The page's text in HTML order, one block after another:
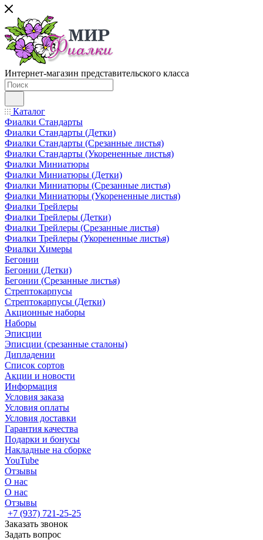
Интернет-магазин представительского класса
Каталог
Фиалки Стандарты
Фиалки Стандарты (Детки)
Фиалки Стандарты (Срезанные листья)
Фиалки Стандарты (Укорененные листья)
Фиалки Миниатюры
Фиалки Миниатюры (Детки)
Фиалки Миниатюры (Срезанные листья)
Фиалки Миниатюры (Укорененные листья)
Фиалки Трейлеры
Фиалки Трейлеры (Детки)
Фиалки Трейлеры (Срезанные листья)
Фиалки Трейлеры (Укорененные листья)
Фиалки Химеры
Бегонии
Бегонии (Детки)
Бегонии (Срезанные листья)
Стрептокарпусы
Стрептокарпусы (Детки)
Акционные наборы
Наборы
Эписции
Эписции (срезанные сталоны)
Дипладении
Список сортов
Акции и новости
Информация
Условия заказа
Условия оплаты
Условия доставки
Гарантия качества
Подарки и бонусы
Накладные на сборке
YouTube
Отзывы
О нас
О нас
Отзывы
+7 (937) 721-25-25
Заказать звонок
Задать вопрос